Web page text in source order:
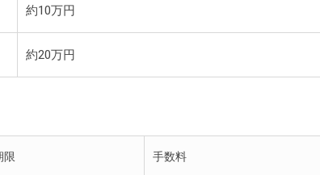
約10万円
約20万円
限 手数料